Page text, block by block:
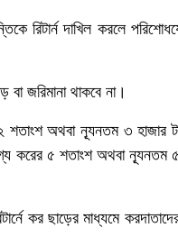
রিটার্ন দাখিল করলে
জরিমানা থাকবে না।
২ শতাংশ অথবা ন্যূনতম ৩ হাজার
করের ৫ শতাংশ অথবা ন্যূনতম ৫
কর ছাড়ের মাধ্যমে